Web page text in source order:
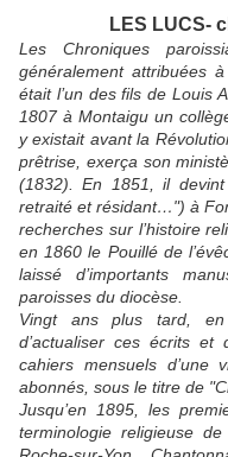
LES LUCS-
Les Chroniques
généralement attribuées
était l’un des fils de Louis
1807 à Montaigu un
y existait avant la
prêtrise, exerça son
(1832). En 1851, il devint
retraité et résidant…") à
recherches sur l’histoire
en 1860 le Pouillé de
laissé d’importants
paroisses du diocèse.
Vingt ans plus tard, en
d’actualiser ces écrits
cahiers mensuels d’une
abonnés, sous le titre de
Jusqu’en 1895, les
terminologie religieuse